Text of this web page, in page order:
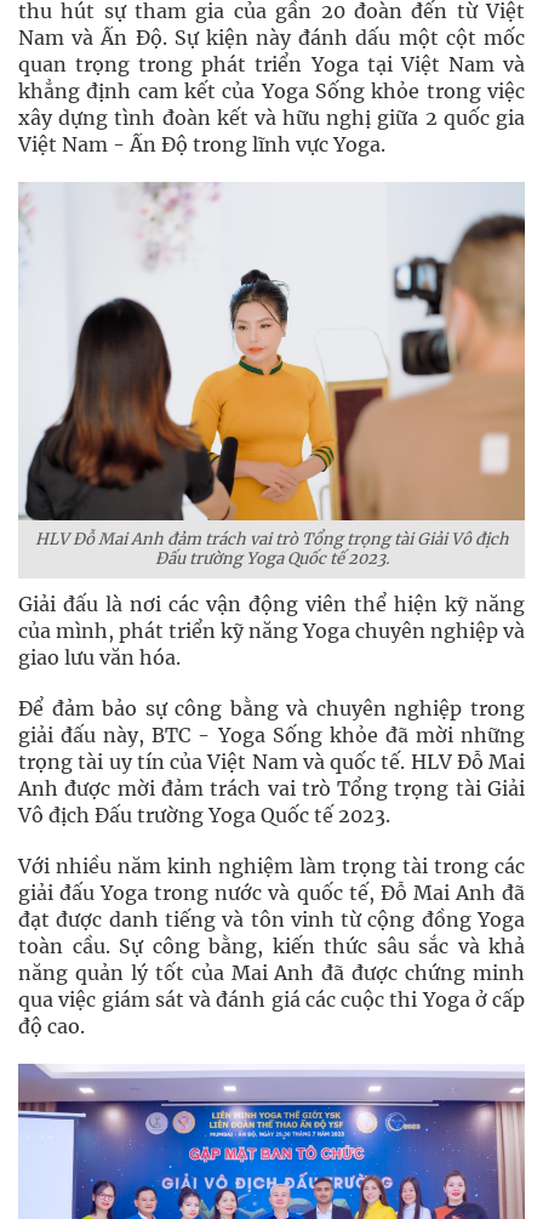
thu hút sự tham gia của gần 20 đoàn đến từ Việt
Nam và Ấn Độ. Sự kiện này đánh dấu một cột mốc
quan trọng trong phát triển Yoga tại Việt Nam và
khẳng định cam kết của Yoga Sống khỏe trong việc
xây dựng tình đoàn kết và hữu nghị giữa 2 quốc gia
Việt Nam - Ấn Độ trong lĩnh vực Yoga.
HLV Đỗ Mai Anh đảm trách vai trò Tổng trọng tài Giải Vô địch
Đấu trường Yoga Quốc tế 2023.
Giải đấu là nơi các vận động viên thể hiện kỹ năng
của mình, phát triển kỹ năng Yoga chuyên nghiệp và
giao lưu văn hóa.
Để đảm bảo sự công bằng và chuyên nghiệp trong
giải đấu này, BTC - Yoga Sống khỏe đã mời những
trọng tài uy tín của Việt Nam và quốc tế. HLV Đỗ Mai
Anh được mời đảm trách vai trò Tổng trọng tài Giải
Vô địch Đấu trường Yoga Quốc tế 2023.
Với nhiều năm kinh nghiệm làm trọng tài trong các
giải đấu Yoga trong nước và quốc tế, Đỗ Mai Anh đã
đạt được danh tiếng và tôn vinh từ cộng đồng Yoga
toàn cầu. Sự công bằng, kiến thức sâu sắc và khả
năng quản lý tốt của Mai Anh đã được chứng minh
qua việc giám sát và đánh giá các cuộc thi Yoga ở cấp
độ cao.